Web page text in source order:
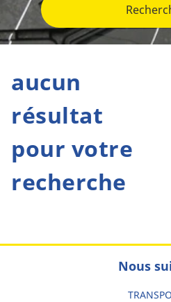
aucun
résultat
pour votre
recherche
Nous